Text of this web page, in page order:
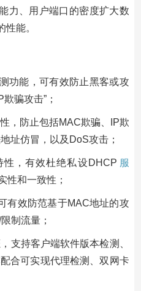
力、用户端口的密度扩大数
能。
功能，可有效防止黑客或攻
骗攻击”；
，防止包括MAC欺骗、IP欺
址仿冒，以及DoS攻击；
性，有效杜绝私设DHCP 服
性和一致性；
有效防范基于MAC地址的攻
制流量；
支持客户端软件版本检测、
合可实现代理检测、双网卡